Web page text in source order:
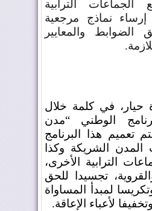
الجماعات الترابية
إرساء نماذج مرجعية
الضوابط والمعايير
.
حيار، في كلمة خلال
الوطني “مدن
تعميم هذا البرنامج
الشريكة وكذا
الترابية الأخرى،
تجسيدا للحق
لمبدأ المساواة
لأعباء الإعاقة.